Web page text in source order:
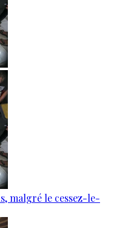
malgré le cessez-le-